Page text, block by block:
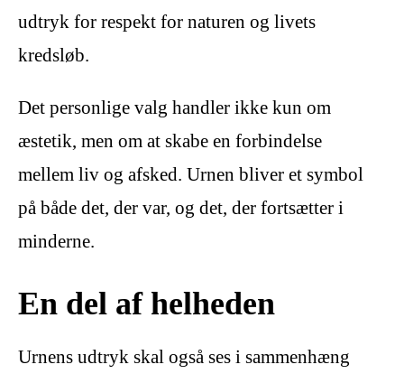
udtryk for respekt for naturen og livets
kredsløb.
Det personlige valg handler ikke kun om
æstetik, men om at skabe en forbindelse
mellem liv og afsked. Urnen bliver et symbol
på både det, der var, og det, der fortsætter i
minderne.
En del af helheden
Urnens udtryk skal også ses i sammenhæng